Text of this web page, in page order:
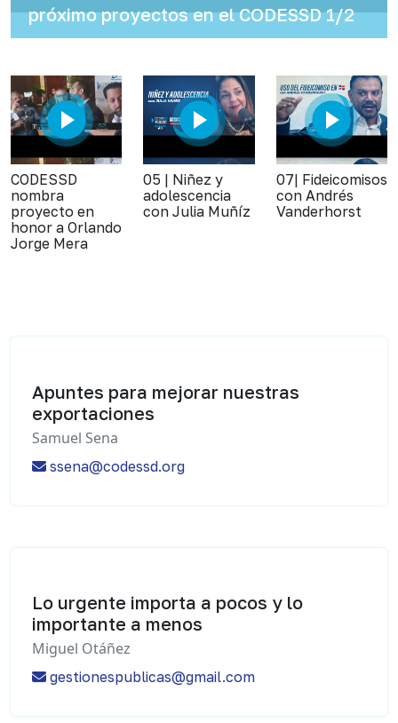
próximo proyectos en el CODESSD 1/2
CODESSD
nombra
proyecto en
honor a Orlando
Jorge Mera
05 | Niñez y
adolescencia
con Julia Muñíz
07| Fideicomisos
con Andrés
Vanderhorst
Apuntes para mejorar nuestras
exportaciones
Samuel Sena
ssena@codessd.org
Lo urgente importa a pocos y lo
importante a menos
Miguel Otáñez
gestionespublicas@gmail.com